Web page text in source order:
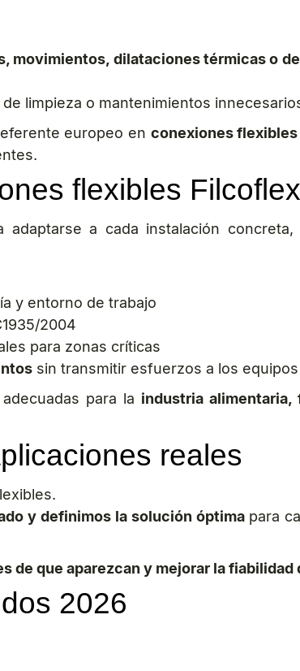
movimientos, dilataciones térmicas o
limpieza o mantenimientos
europeo en conexiones flexibles
flexibles
a cada instalación
y entorno de trabajo
2004
para zonas críticas
sin transmitir esfuerzos a los equipos
para la industria
reales
y definimos la solución óptimapara
de que aparezcan y mejorar la
2026